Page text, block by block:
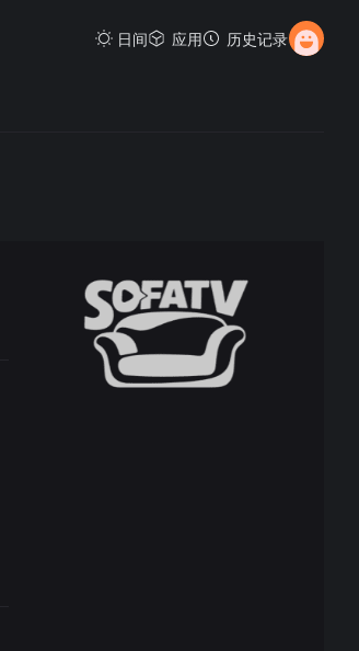
日间 应用 历史记录